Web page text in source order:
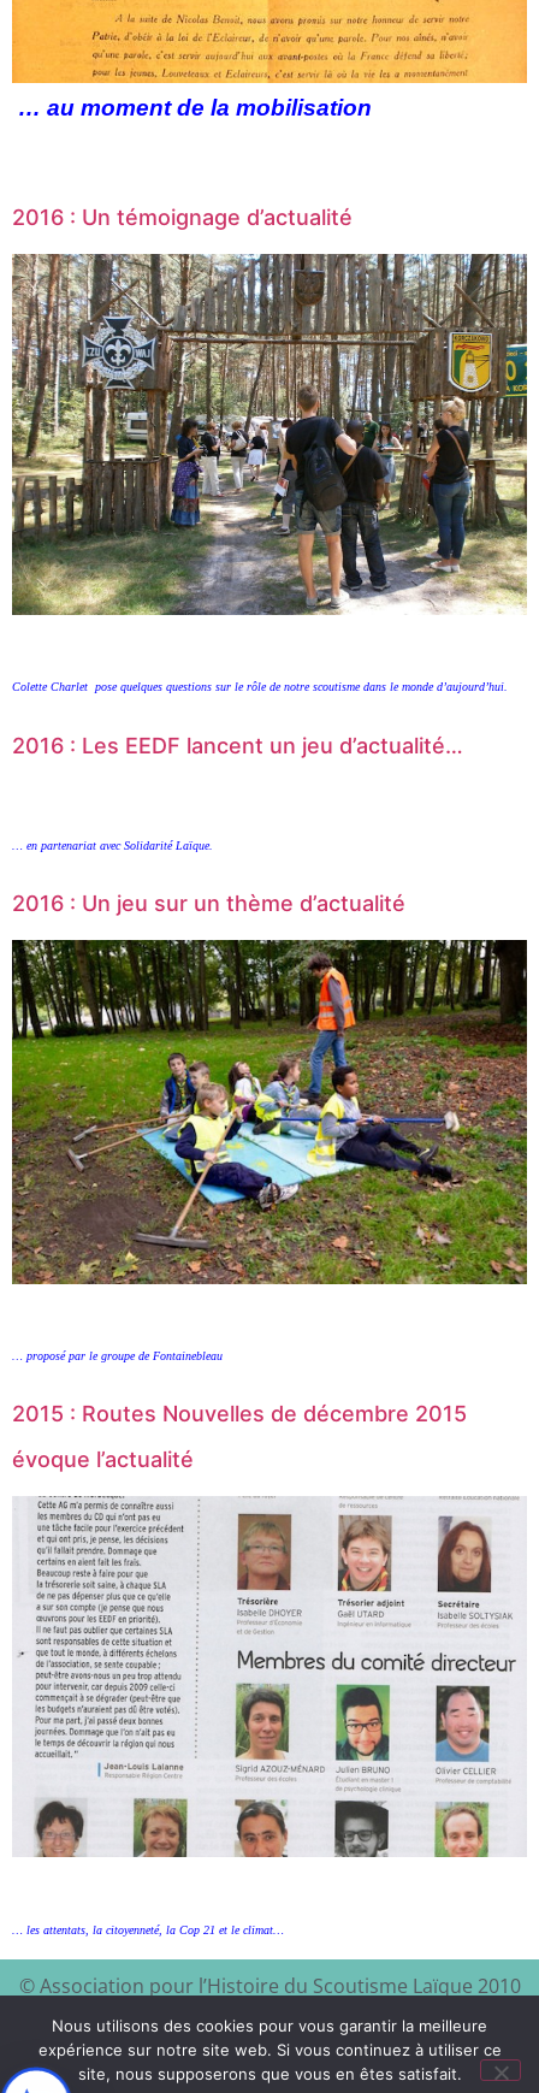
… au moment de la mobilisation
2016 : Un témoignage d’actualité
Colette Charlet pose quelques questions sur le rôle de notre scoutisme dans le monde d’aujourd’hui.
2016 : Les EEDF lancent un jeu d’actualité…
… en partenariat avec Solidarité Laïque.
2016 : Un jeu sur un thème d’actualité
… proposé par le groupe de Fontainebleau
2015 : Routes Nouvelles de décembre 2015
évoque l’actualité
… les attentats, la citoyenneté, la Cop 21 et le climat…
© Association pour l’Histoire du Scoutisme Laïque 2010
– 2024 – Site à visiter :EEDF–Mentions légales et
politique de confidentialité
Nous utilisons des cookies pour vous garantir la meilleure
expérience sur notre site web. Si vous continuez à utiliser ce
site, nous supposerons que vous en êtes satisfait.